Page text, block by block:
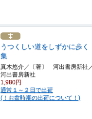
うつくしい道をしずかに歩
集
真木悠介／〔著〕 河出書房新社
河出書房新社
1,980円
通常１～２日で出荷
(！お盆時期の出荷について！)